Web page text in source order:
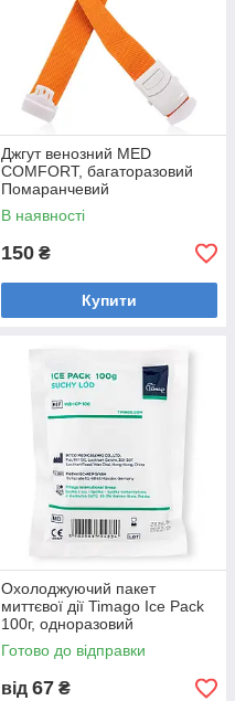
Джгут венозний MED
COMFORT, багаторазовий
Помаранчевий
В наявності
150 ₴
Купити
Охолоджуючий пакет
миттєвої дії Timago Ice Pack
100г, одноразовий
Готово до відправки
від 67 ₴